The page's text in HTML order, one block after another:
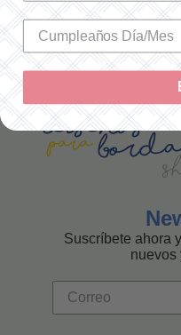
SOLO
Suscríbete ahora
nuevos